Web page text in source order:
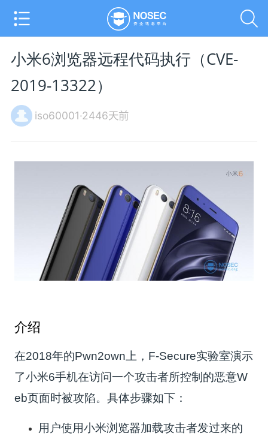
小米6浏览器远程代码执行（CVE-
2019-13322）
iso60001·2446天前
介绍
在2018年的Pwn2own上，F-Secure实验室演示
了小米6手机在访问一个攻击者所控制的恶意W
eb页面时被攻陷。具体步骤如下：
用户使用小米浏览器加载攻击者发过来的